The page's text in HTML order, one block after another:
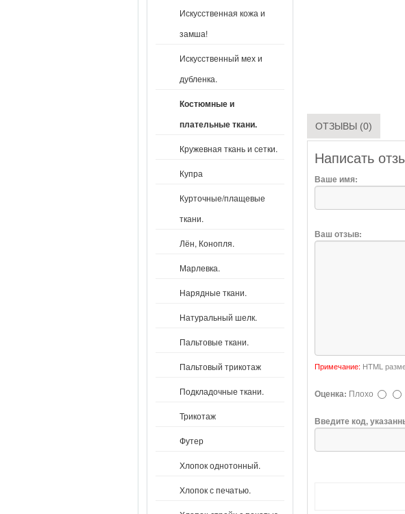
Искусственная кожа и
замша!
Искусственный мех и
дубленка.
Костюмные и
плательные ткани.
Кружевная ткань и сетки.
Купра
Курточные/плащевые
ткани.
Лён, Конопля.
Марлевка.
Нарядные ткани.
Натуральный шелк.
Пальтовые ткани.
Пальтовый трикотаж
Подкладочные ткани.
Трикотаж
Футер
Хлопок однотонный.
Хлопок с печатью.
ОТЗЫВЫ (0)
Написать
Ваше имя:
Ваш отзыв:
Примечание: HTML
Оценка: Плохо
Введите код,